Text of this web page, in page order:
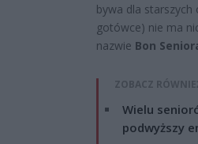
bywa dla starszych
gotówce) nie ma
nazwie Bon
ZOBACZ
Wielu
podwyższy